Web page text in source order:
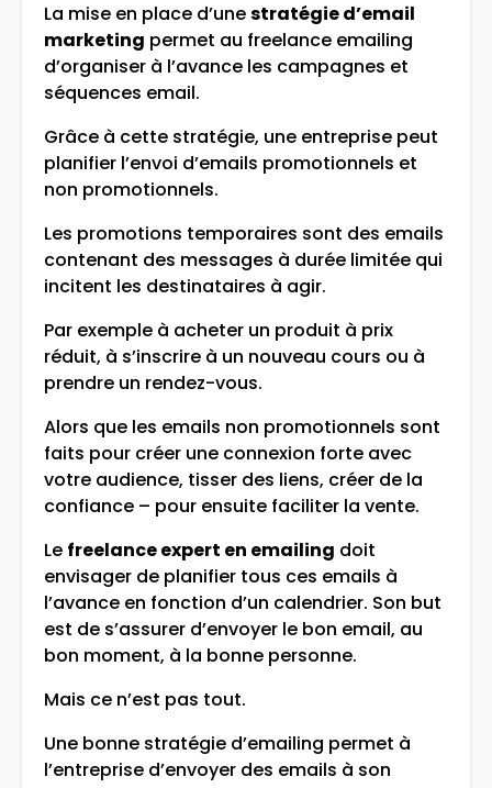
La mise en place d’unestratégie d’email
marketing permet au freelance emailing
d’organiser à l’avance les campagnes et
séquences email.
Grâce à cette stratégie, une entreprise peut
planifier l’envoi d’emails promotionnels et
non promotionnels.
Les promotions temporaires sont des emails
contenant des messages à durée limitée qui
incitent les destinataires à agir.
Par exemple à acheter un produit à prix
réduit, à s’inscrire à un nouveau cours ou à
prendre un rendez-vous.
Alors que les emails non promotionnels sont
faits pour créer une connexion forte avec
votre audience, tisser des liens, créer de la
confiance – pour ensuite faciliter la vente.
Le freelance expert en emailing doit
envisager de planifier tous ces emails à
l’avance en fonction d’un calendrier. Son but
est de s’assurer d’envoyer le bon email, au
bon moment, à la bonne personne.
Mais ce n’est pas tout.
Une bonne stratégie d’emailing permet à
l’entreprise d’envoyer des emails à son